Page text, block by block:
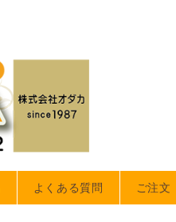
よくある質問 ご注文